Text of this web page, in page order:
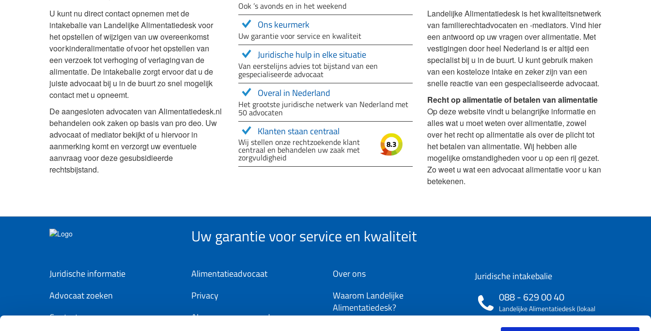
U kunt nu direct contact opnemen met de
intakebalie van Landelijke Alimentatiedesk voor
het opstellen of wijzigen van uw overeenkomst
voor kinderalimentatie of voor het opstellen van
een verzoek tot verhoging of verlaging van de
alimentatie. De intakebalie zorgt ervoor dat u de
juiste advocaat bij u in de buurt zo snel mogelijk
contact met u opneemt.
De aangesloten advocaten van Alimentatiedesk.nl
behandelen ook zaken op basis van pro deo. Uw
advocaat of mediator bekijkt of u hiervoor in
aanmerking komt en verzorgt uw eventuele
aanvraag voor deze gesubsidieerde
rechtsbijstand.
Ook ’s avonds en in het weekend
Ons keurmerk
Uw garantie voor service en kwaliteit
Juridische hulp in elke situatie
Van eerstelijns advies tot bijstand van een
gespecialiseerde advocaat
Overal in Nederland
Het grootste juridische netwerk van Nederland met
50 advocaten
Klanten staan centraal
Wij stellen onze rechtzoekende klant
centraal en behandelen uw zaak met
zorgvuldigheid
8.3
Landelijke Alimentatiedesk is het kwaliteitsnetwerk
van familierechtadvocaten en -mediators. Vind hier
een antwoord op uw vragen over alimentatie. Met
vestigingen door heel Nederland is er altijd een
specialist bij u in de buurt. U kunt gebruik maken
van een kosteloze intake en zeker zijn van een
snelle reactie van een gespecialiseerde advocaat.
Recht op alimentatie of betalen van alimentatie
Op deze website vindt u belangrijke informatie en
alles wat u moet weten over alimentatie, zowel
over het recht op alimentatie als over de plicht tot
het betalen van alimentatie. Wij hebben alle
mogelijke omstandigheden voor u op een rij gezet.
Zo weet u wat een advocaat alimentatie voor u kan
betekenen.
Uw garantie voor service en kwaliteit
Juridische informatie
Advocaat zoeken
Contact
Alimentatieadvocaat
Privacy
Algemene voorwaarden
Over ons
Waarom Landelijke
Alimentatiedesk?
Juridische intakebalie
088 - 629 00 40
Landelijke Alimentatiedesk (lokaal
tarief)